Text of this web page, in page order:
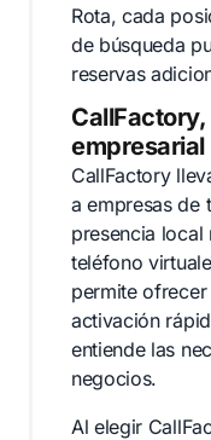
Rota, cada
de búsqueda
reservas
empresarial
CallFactory
a empresas de
presencia local
teléfono
permite
activación
entiende las
negocios.
Al elegir